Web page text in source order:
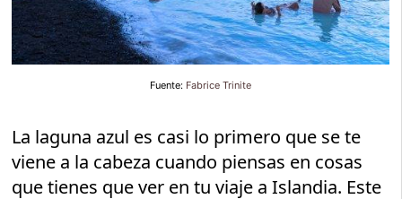
Fuente: Fabrice Trinite
La laguna azul es casi lo primero que se te
viene a la cabeza cuando piensas en cosas
que tienes que ver en tu viaje a Islandia. Este